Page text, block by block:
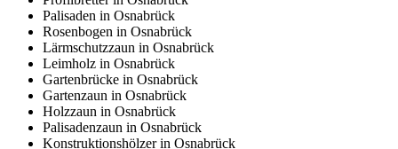
Palisaden in Osnabrück
Rosenbogen in Osnabrück
Lärmschutzzaun in Osnabrück
Leimholz in Osnabrück
Gartenbrücke in Osnabrück
Gartenzaun in Osnabrück
Holzzaun in Osnabrück
Palisadenzaun in Osnabrück
Konstruktionshölzer in Osnabrück